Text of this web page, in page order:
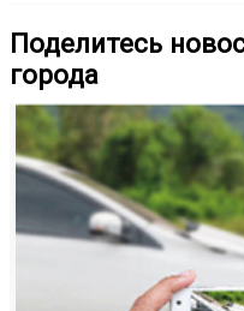
Поделитесь
города